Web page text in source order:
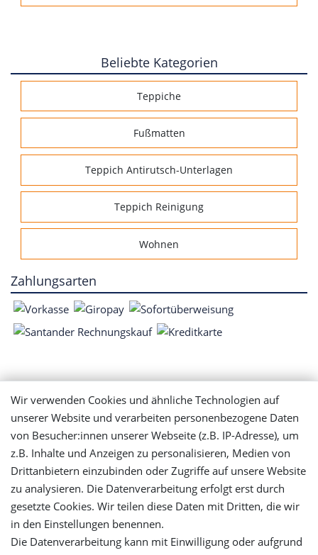
Beliebte Kategorien
Teppiche
Fußmatten
Teppich Antirutsch-Unterlagen
Teppich Reinigung
Wohnen
Zahlungsarten
Mein Konto
Login
Registrieren
Versandinformationen
Let's stay connected
Wir verwenden Cookies und ähnliche Technologien auf
unserer Website und verarbeiten personenbezogene Daten
von Besucher:innen unserer Webseite (z.B. IP-Adresse), um
z.B. Inhalte und Anzeigen zu personalisieren, Medien von
Drittanbietern einzubinden oder Zugriffe auf unsere Website
zu analysieren. Die Datenverarbeitung erfolgt erst durch
gesetzte Cookies. Wir teilen diese Daten mit Dritten, die wir
in den Einstellungen benennen.
Die Datenverarbeitung kann mit Einwilligung oder aufgrund